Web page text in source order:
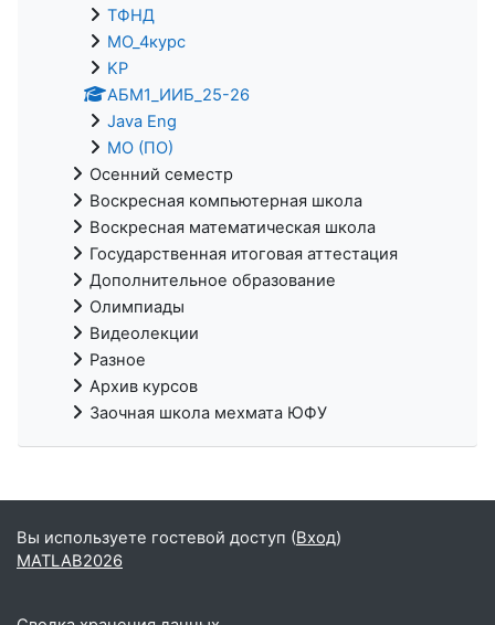
ТФНД
МО_4курс
KP
АБМ1_ИИБ_25-26
Java Eng
МО (ПО)
Осенний семестр
Воскресная компьютерная школа
Воскресная математическая школа
Государственная итоговая аттестация
Дополнительное образование
Олимпиады
Видеолекции
Разное
Архив курсов
Заочная школа мехмата ЮФУ
Вы используете гостевой доступ (Вход)
MATLAB2026